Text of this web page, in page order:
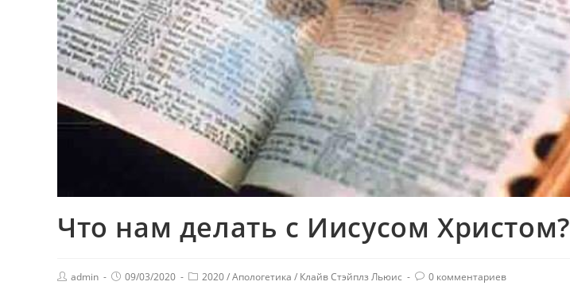
Что нам делать с Иисусом Христом?
admin 09/03/2020 2020/Апологетика / Клайв Стэйплз Льюис 0 комментариев